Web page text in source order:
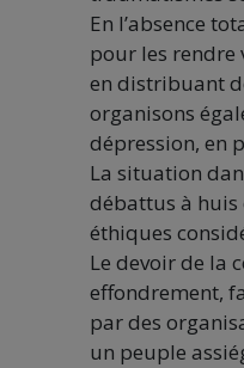
En l’absence
pour les rendre
en distribuant
organisons
dépression, en
La situation
débattus à huis
éthiques
Le devoir de la
effondrement,
par des
un peuple